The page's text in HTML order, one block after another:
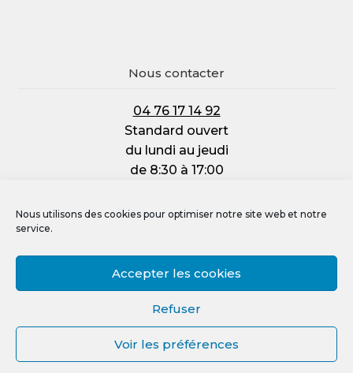
Nous utilisons des cookies pour optimiser notre site web et notre
service.
Accepter les cookies
Refuser
Voir les préférences
Nous contacter
04 76 17 14 92
Standard ouvert
du lundi au jeudi
de 8:30 à 17:00
de 8:30 à 12:00
Mentions légales
Politique de cookies (UE)
0